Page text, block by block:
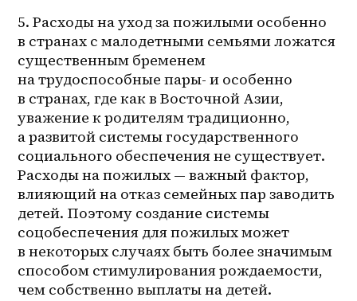
5. Расходы на уход за пожилыми особенно
в странах с малодетными семьями ложатся
существенным бременем
на трудоспособные пары- и особенно
в странах, где как в Восточной Азии,
уважение к родителям традиционно,
а развитой системы государственного
социального обеспечения не существует.
Расходы на пожилых — важный фактор,
влияющий на отказ семейных пар заводить
детей. Поэтому создание системы
соцобеспечения для пожилых может
в некоторых случаях быть более значимым
способом стимулирования рождаемости,
чем собственно выплаты на детей.